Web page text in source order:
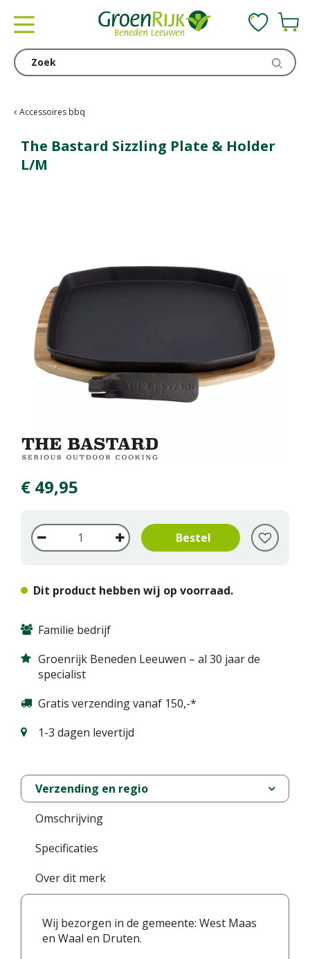
Accessoires bbq
The Bastard Sizzling Plate & Holder
L/M
€ 49,95
Dit product hebben wij op voorraad.
Familie bedrijf
Groenrijk Beneden Leeuwen – al 30 jaar de
specialist
Gratis verzending vanaf 150,-*
1-3 dagen levertijd
Verzending en regio
Omschrijving
Specificaties
Over dit merk
Wij bezorgen in de gemeente: West Maas
en Waal en Druten.